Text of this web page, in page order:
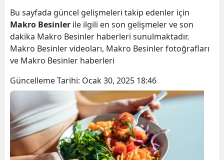
Antalya
Artvin
Balıkesir
Bilecik
Bingöl
Bitlis
Bu sayfada güncel gelişmeleri takip edenler için
Makro Besinler ile ilgili en son gelişmeler ve son
dakika Makro Besinler haberleri sunulmaktadır.
Makro Besinler videoları, Makro Besinler fotoğrafları
ve Makro Besinler haberleri
Güncelleme Tarihi: Ocak 30, 2025 18:46